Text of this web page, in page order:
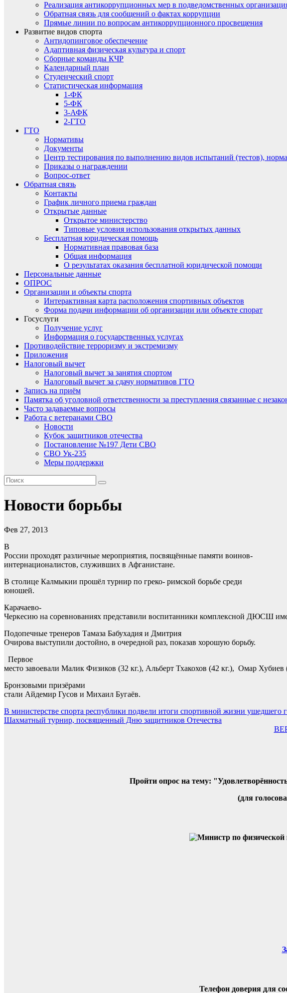
Реализация антикоррупционных мер в подведомственных
Обратная связь для сообщений о фактах коррупции
Прямые линии по вопросам антикоррупционного просвещения
Развитие видов спорта
Антидопинговое обеспечение
Адаптивная физическая культура и спорт
Сборные команды КЧР
Календарный план
Студенческий спорт
Статистическая информация
1-ФК
5-ФК
3-АФК
2-ГТО
ГТО
Нормативы
Документы
Центр тестирования по выполнению видов испытаний (тестов),
Приказы о награждении
Вопрос-ответ
Обратная связь
Контакты
График личного приема граждан
Открытые данные
Открытое министерство
Типовые условия использования открытых данных
Бесплатная юридическая помощь
Нормативная правовая база
Общая информация
О результатах оказания бесплатной юридической помощи
Персональные данные
ОПРОС
Организации и объекты спорта
Интерактивная карта расположения спортивных объектов
Форма подачи информации об организации или объекте спорат
Госуслуги
Получение услуг
Информация о государственных услугах
Противодействие терроризму и экстремизму
Приложения
Налоговый вычет
Налоговый вычет за занятия спортом
Налоговый вычет за сдачу нормативов ГТО
Запись на приём
Памятка об уголовной ответственности за преступления связанные с
Часто задаваемые вопросы
Работа с ветеранами СВО
Новости
Кубок защитников отечества
Постановление №197 Дети СВО
СВО Ук-235
Меры поддержки
Новости борьбы
Фев 27, 2013
В
России проходят различные мероприятия, посвящённые памяти воинов-
интернационалистов, служивших в Афганистане.
В столице Калмыкии прошёл турнир по греко- римской борьбе среди
юношей.
Карачаево-
Черкесию на соревнованиях представили воспитанники комплексной ДЮСШ
Подопечные тренеров Тамаза Бабухадия и Дмитрия
Очирова выступили достойно, в очередной раз, показав хорошую борьбу.
Первое
место завоевали Малик Физиков (32 кг.), Альберт Тхакохов (42 кг.), Омар Хубиев
Бронзовыми призёрами
стали Айдемир Гусов и Михаил Бугаёв.
Навигация
по
В министерстве спорта республики подвели итоги спортивной жизни ушедшего
Шахматный турнир, посвященный Дню защитников Отечества
Пройти опрос на тему:
(для
Телефон доверия для